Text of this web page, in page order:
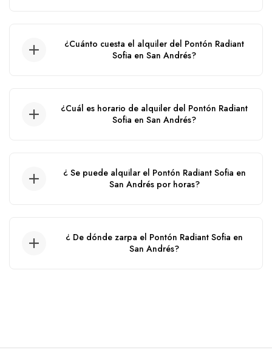
¿Cuánto cuesta el alquiler del Pontón Radiant
Sofia en San Andrés?
servicio, ya que aplican precios por cambio de
¿Cuál es horario de alquiler del Pontón Radiant
Sofia en San Andrés?
¿ Se puede alquilar el Pontón Radiant Sofia en
San Andrés por horas?
¿ De dónde zarpa el Pontón Radiant Sofia en
San Andrés?